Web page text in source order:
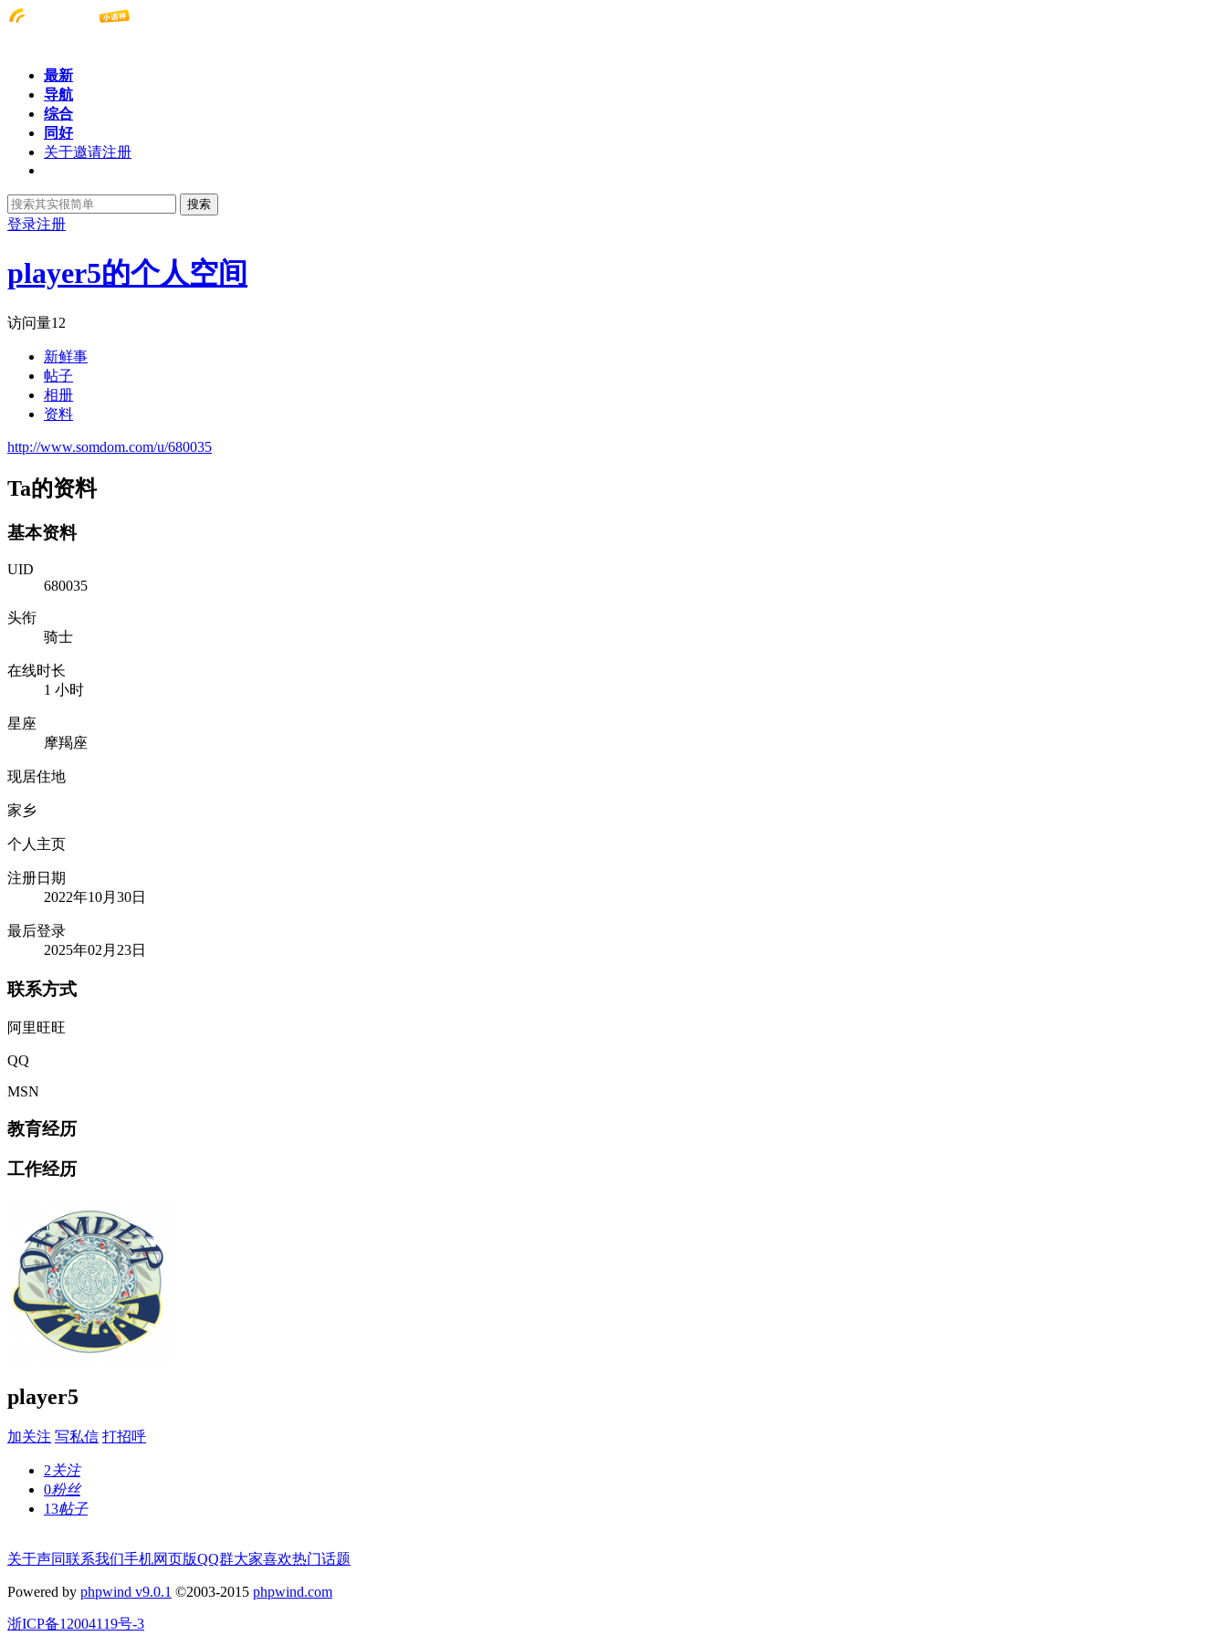
最新
导航
综合
同好
关于邀请注册
搜索
登录注册
player5的个人空间
访问量12
新鲜事
帖子
相册
资料
http://www.somdom.com/u/680035
Ta的资料
基本资料
UID
680035
头衔
骑士
在线时长
1 小时
星座
摩羯座
现居住地
家乡
个人主页
注册日期
2022年10月30日
最后登录
2025年02月23日
联系方式
阿里旺旺
QQ
MSN
教育经历
工作经历
player5
加关注 写私信 打招呼
2关注
0粉丝
13帖子
关于声同联系我们手机网页版QQ群大家喜欢热门话题
Powered by phpwind v9.0.1 ©2003-2015 phpwind.com
浙ICP备12004119号-3